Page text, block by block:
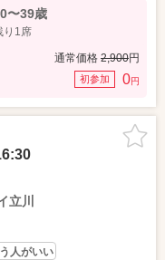
〜39歳
り1席
通常価格 2,900円
初参加 0円
立川
人がいい